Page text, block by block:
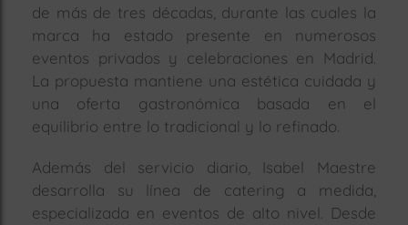
de más de tres décadas, durante las cuales la
marca ha estado presente en numerosos
eventos privados y celebraciones en Madrid.
La propuesta mantiene una estética cuidada y
una oferta gastronómica basada en el
equilibrio entre lo tradicional y lo refinado.
Además del servicio diario, Isabel Maestre
desarrolla su línea de catering a medida,
especializada en eventos de alto nivel. Desde